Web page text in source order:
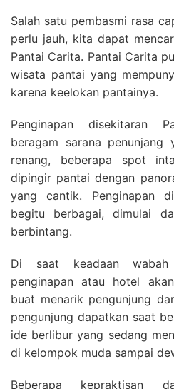
Salah satu pembasmi rasa
perlu jauh, kita dapat
Pantai Carita. Pantai Carita
wisata pantai yang
karena keelokan pantainya.
Penginapan disekitaran
beragam sarana
renang, beberapa spot
dipingir pantai dengan
yang cantik. Penginapan
begitu berbagai, dimulai
berbintang.
Di saat keadaan
penginapan atau hotel
buat menarik pengunjung
pengunjung dapatkan saat
ide berlibur yang sedang
di kelompok muda sampai
Beberapa kepraktisan